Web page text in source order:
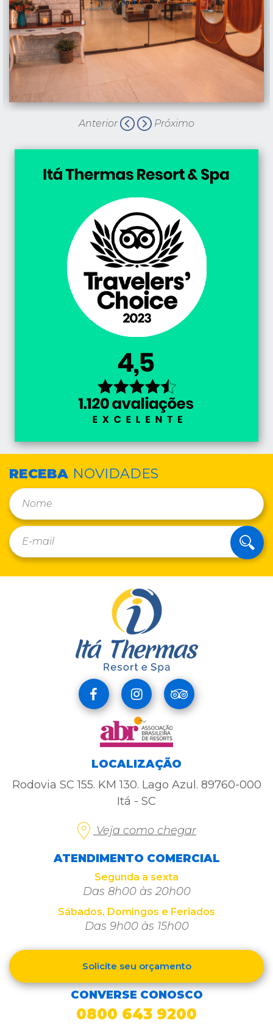
Anterior Próximo
RECEBA NOVIDADES
LOCALIZAÇÃO
Rodovia SC 155. KM 130. Lago Azul. 89760-000
Itá - SC
Veja como chegar
ATENDIMENTO COMERCIAL
Segunda a sexta
Das 8h00 às 20h00
Sábados, Domingos e Feriados
Das 9h00 às 15h00
Solicite seu orçamento
CONVERSE CONOSCO
0800 643 9200